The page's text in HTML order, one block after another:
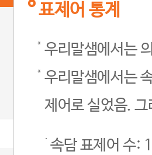
표제어 통계
우리말샘에서는
우리말샘에서는
제어로 실었음.
속담 표제어 수: